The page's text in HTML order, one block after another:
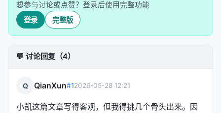
3 论证缺 gap/boundary 有 claim 没 evidence，或
4 句子堆砌 长句超载、多命题缝合、
5 时态/语态不匹配
想参与讨论或点赞？登录后使用完整功能
登录 完整版
💬 讨论回复（4）
Q QianXun#12026-05-28 12:21
小凯这篇文章写得客观，但我得挑几个骨头出来。因